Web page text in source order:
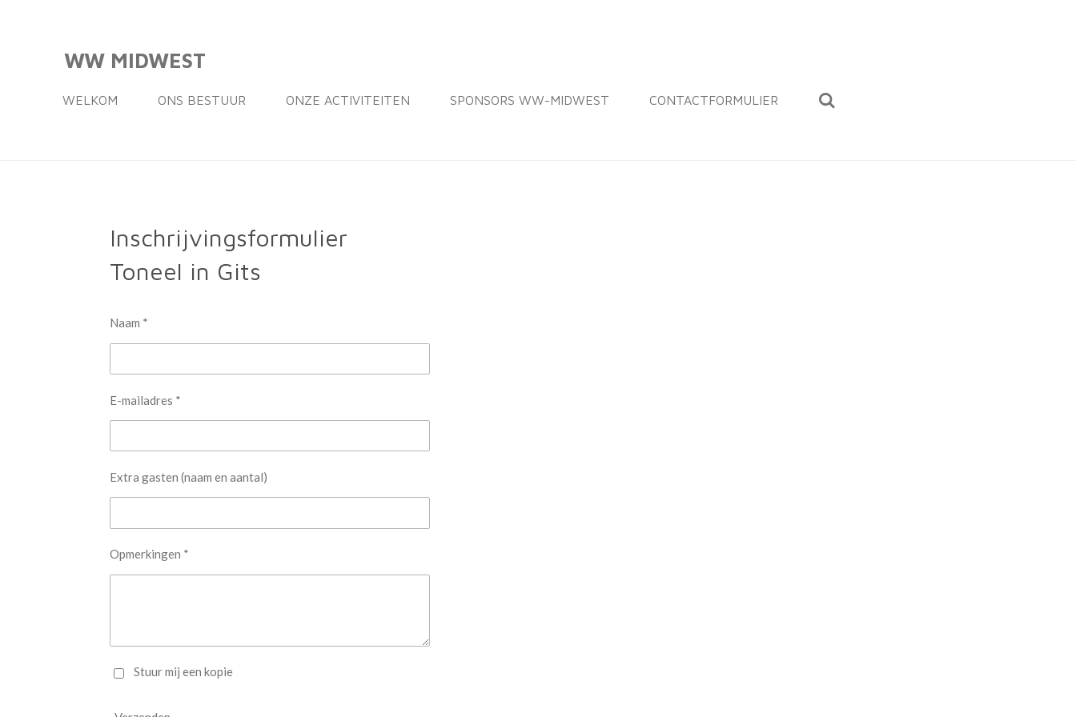
hoofdinhoud
WW MIDWEST
WELKOM ONS BESTUUR ONZE ACTIVITEITEN SPONSORS WW-MIDWEST CONTACTFORMULIER
Inschrijvingsformulier
Toneel in Gits
Naam *
E-mailadres *
Extra gasten (naam en aantal)
Opmerkingen *
Stuur mij een kopie